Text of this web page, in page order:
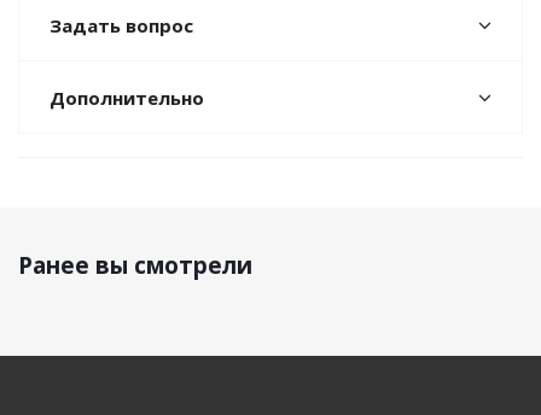
Задать вопрос
Дополнительно
Ранее вы смотрели